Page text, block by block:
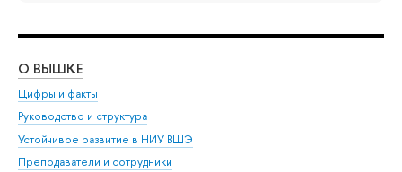
О ВЫШКЕ
Цифры и факты
Руководство и структура
Устойчивое развитие в НИУ ВШЭ
Преподаватели и сотрудники